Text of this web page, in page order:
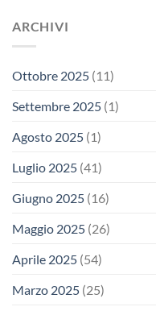
ARCHIVI
Ottobre 2025 (11)
Settembre 2025 (1)
Agosto 2025 (1)
Luglio 2025 (41)
Giugno 2025 (16)
Maggio 2025 (26)
Aprile 2025 (54)
Marzo 2025 (25)